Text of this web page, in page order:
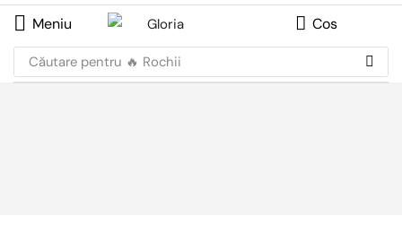
Meniu Cos
Căutare pentru 🔥 Rochii